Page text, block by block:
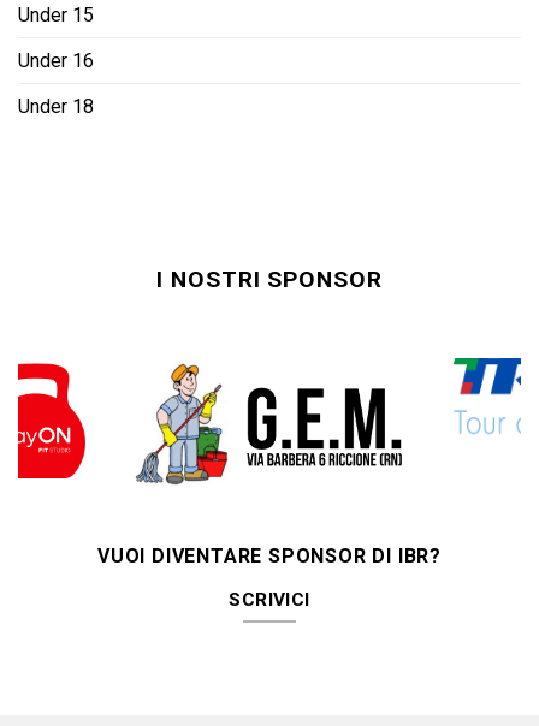
Under 15
Under 16
Under 18
I NOSTRI SPONSOR
VUOI DIVENTARE SPONSOR DI IBR?
SCRIVICI